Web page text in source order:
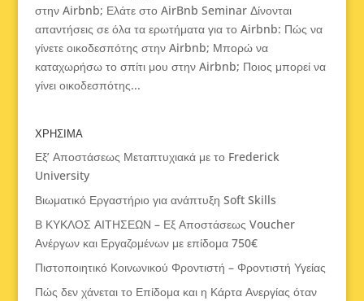
στην Airbnb; Ελάτε στο AirBnb Seminar Δίνονται
απαντήσεις σε όλα τα ερωτήματα για το Airbnb: Πώς να
γίνετε οικοδεσπότης στην Airbnb; Μπορώ να
καταχωρήσω το σπίτι μου στην Airbnb; Ποιος μπορεί να
γίνει οικοδεσπότης...
ΧΡΗΣΙΜΑ
Εξ’ Αποστάσεως Μεταπτυχιακά με το Frederick
University
Βιωματικό Εργαστήριο για ανάπτυξη Soft Skills
Β ΚΥΚΛΟΣ ΑΙΤΗΣΕΩΝ – Εξ Αποστάσεως Voucher
Ανέργων και Εργαζομένων με επίδομα 750€
Πιστοποιητικό Κοινωνικού Φροντιστή – Φροντιστή Υγείας
Πώς δεν χάνεται το Επίδομα και η Κάρτα Ανεργίας όταν